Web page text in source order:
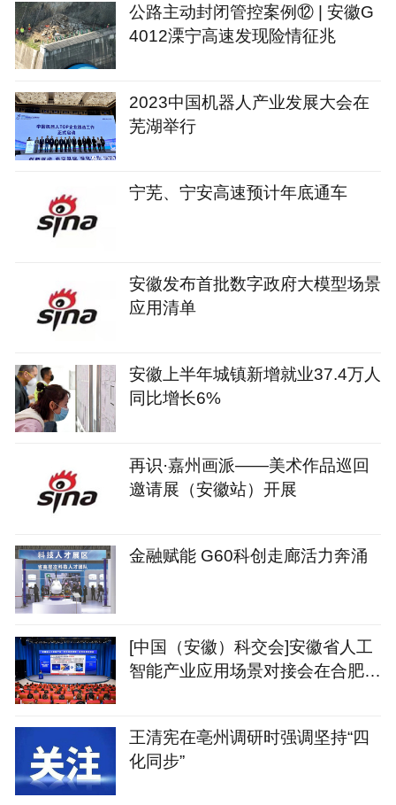
公路主动封闭管控案例⑫ | 安徽G
4012溧宁高速发现险情征兆
2023中国机器人产业发展大会在
芜湖举行
宁芜、宁安高速预计年底通车
安徽发布首批数字政府大模型场景
应用清单
安徽上半年城镇新增就业37.4万人
同比增长6%
再识·嘉州画派——美术作品巡回
邀请展（安徽站）开展
金融赋能 G60科创走廊活力奔涌
[中国（安徽）科交会]安徽省人工
智能产业应用场景对接会在合肥召
王清宪在亳州调研时强调坚持“四
化同步”